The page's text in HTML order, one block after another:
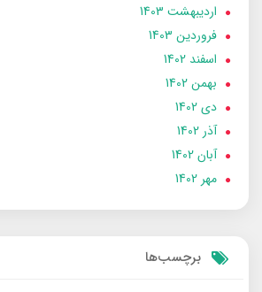
ارديبهشت 1403
فروردین 1403
اسفند 1402
بهمن 1402
دی 1402
آذر 1402
آبان 1402
مهر 1402
برچسب‌ها